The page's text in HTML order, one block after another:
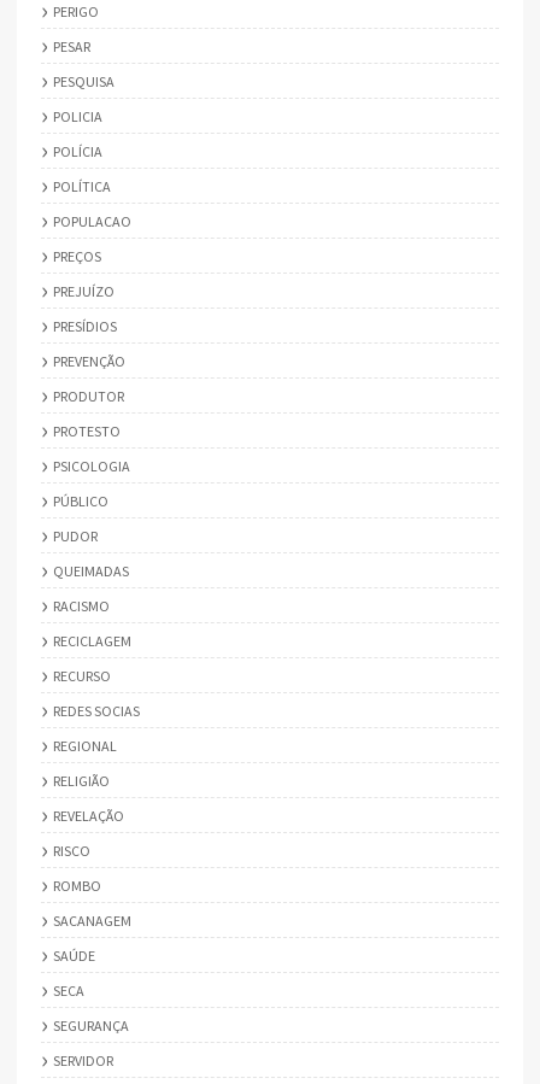
PERIGO
PESAR
PESQUISA
POLICIA
POLÍCIA
POLÍTICA
POPULACAO
PREÇOS
PREJUÍZO
PRESÍDIOS
PREVENÇÃO
PRODUTOR
PROTESTO
PSICOLOGIA
PÚBLICO
PUDOR
QUEIMADAS
RACISMO
RECICLAGEM
RECURSO
REDES SOCIAS
REGIONAL
RELIGIÃO
REVELAÇÃO
RISCO
ROMBO
SACANAGEM
SAÚDE
SECA
SEGURANÇA
SERVIDOR